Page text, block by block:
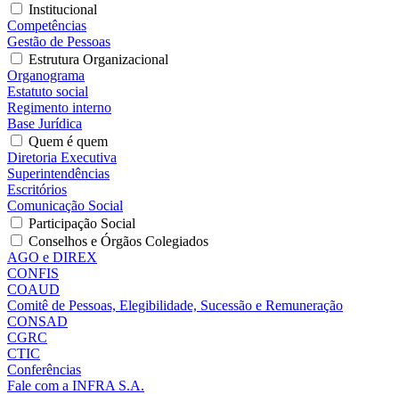
Institucional
Competências
Gestão de Pessoas
Estrutura Organizacional
Organograma
Estatuto social
Regimento interno
Base Jurídica
Quem é quem
Diretoria Executiva
Superintendências
Escritórios
Comunicação Social
Participação Social
Conselhos e Órgãos Colegiados
AGO e DIREX
CONFIS
COAUD
Comitê de Pessoas, Elegibilidade, Sucessão e Remuneração
CONSAD
CGRC
CTIC
Conferências
Fale com a INFRA S.A.